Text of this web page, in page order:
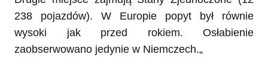
238 pojazdów). W Europie popyt był równie
wysoki jak przed rokiem. Osłabienie
zaobserwowano jedynie w Niemczech.„